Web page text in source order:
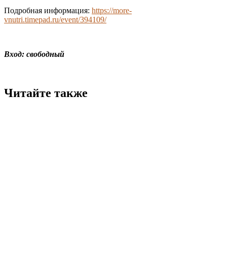
Подробная информация: https://more-
vnutri.timepad.ru/event/394109/
Вход: свободный
Читайте также